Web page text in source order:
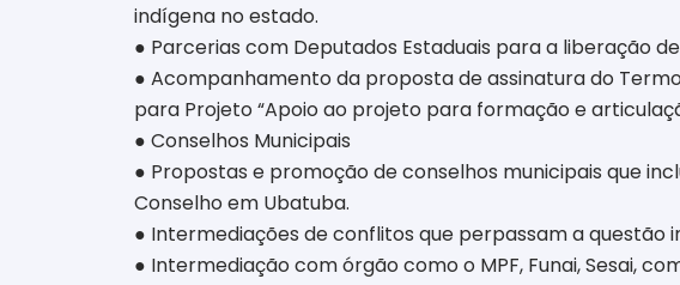
indígena no estado.
● Parcerias com Deputados Estaduais para a liberação
● Acompanhamento da proposta de assinatura do
para Projeto “Apoio ao projeto para formação e
● Conselhos Municipais
● Propostas e promoção de conselhos municipais que
Conselho em Ubatuba.
● Intermediações de conflitos que perpassam a questão
● Intermediação com órgão como o MPF, Funai, Sesai,